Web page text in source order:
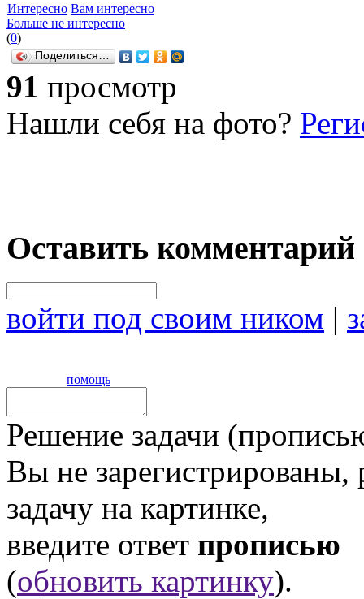
Интересно Вам интересно
Больше не интересно
(0)
Поделиться…
91 просмотр
Нашли себя на фото?
Оставить комментарий
войти под своим ником |
помощь
Решение задачи
Вы не
задачу на картинке,
введите ответ прописью
(обновить картинку).